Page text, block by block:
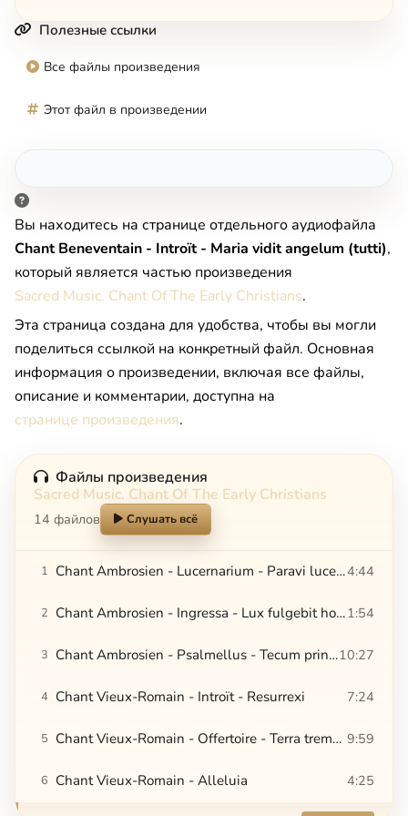
Полезные ссылки
Все файлы произведения
Этот файл в произведении
Вы находитесь на странице отдельного аудиофайла
Chant Beneventain - Introït - Maria vidit angelum (tutti),
который является частью произведения
Sacred Music. Chant Of The Early Christians.
Эта страница создана для удобства, чтобы вы могли
поделиться ссылкой на конкретный файл. Основная
информация о произведении, включая все файлы,
описание и комментарии, доступна на
странице произведения.
Файлы произведения
Sacred Music. Chant Of The Early Christians
14 файлов Слушать всё
1 Chant Ambrosien - Lucernarium - Paravi lucernam Christo meo4:44
2 Chant Ambrosien - Ingressa - Lux fulgebit hodie super nos1:54
3 Chant Ambrosien - Psalmellus - Tecum principium in die virtutis tue10:27
4 Chant Vieux-Romain - Introït - Resurrexi 7:24
5 Chant Vieux-Romain - Offertoire - Terra tremuit 9:59
6 Chant Vieux-Romain - Alleluia 4:25